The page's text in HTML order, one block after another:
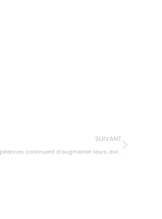
SUIVANT
continuent d’augmenter leurs dividendes